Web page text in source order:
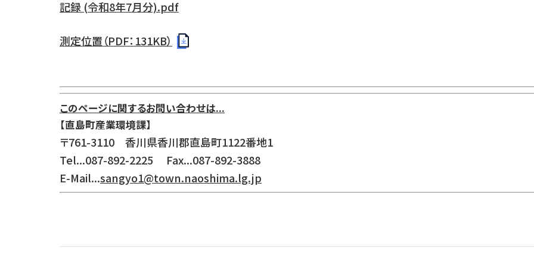
記録 (令和8年7月分).pdf
測定位置（PDF：131KB）
このページに関するお問い合わせは...
【直島町産業環境課】
〒761-3110 香川県香川郡直島町1122番地1
Tel...087-892-2225 Fax...087-892-3888
E-Mail...sangyo1@town.naoshima.lg.jp